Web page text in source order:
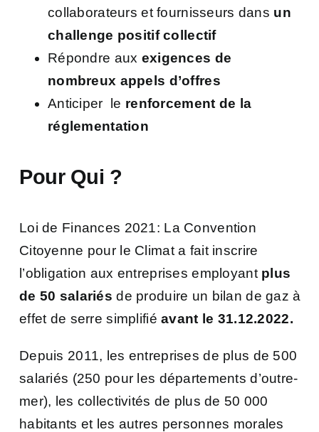
collaborateurs et fournisseurs dans un
challenge positif collectif
Répondre aux exigences de
nombreux appels d’offres
Anticiper le renforcement de la
réglementation
Pour Qui ?
Loi de Finances 2021: La Convention
Citoyenne pour le Climat a fait inscrire
l’obligation aux entreprises employant plus
de 50 salariésde produire un bilan de gaz à
effet de serre simplifiéavant le 31.12.2022.
Depuis 2011, les entreprises de plus de 500
salariés (250 pour les départements d’outre-
mer), les collectivités de plus de 50 000
habitants et les autres personnes morales